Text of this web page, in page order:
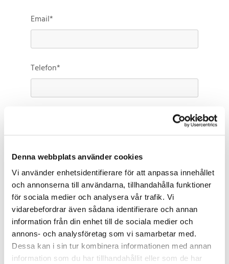
Denna webbplats använder cookies
Vi använder enhetsidentifierare för att anpassa innehållet
och annonserna till användarna, tillhandahålla funktioner
för sociala medier och analysera vår trafik. Vi
vidarebefordrar även sådana identifierare och annan
information från din enhet till de sociala medier och
annons- och analysföretag som vi samarbetar med.
Dessa kan i sin tur kombinera informationen med annan
information som du har tillhandahållit eller som de har
Email*
Telefon*
Antal personer*
Önskat datum*
Önskat klockslag